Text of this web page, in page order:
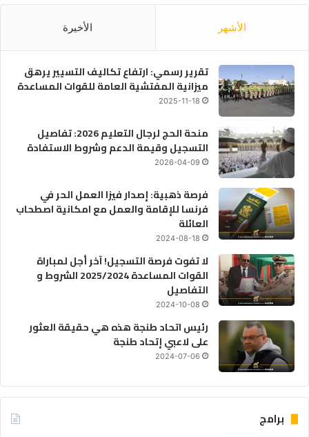
الأشهر الأخيرة
تقرير رسمي: ارتفاع تكاليف التسيير يرهق
ميزانية المفتشية العامة للقوات المساعدة
2025-11-18
منحة الحج لرجال التعليم 2026: تفاصيل
التسجيل وقيمة الدعم وشروط الاستفادة
2026-04-09
فرصة ذهبية: إصدار فيزا العمل الحر في
فرنسا للإقامة والعمل مع امكانية اصطحاب
العائلة
2024-08-18
لا تفوت فرصة التسجيل! آخر أجل لمباراة
القوات المساعدة 2025/2024 الشروط و
التفاصيل
2024-10-08
رئيس اتحاد طنجة هذه هي حقيقة العثور
على لاعبي إتحاد طنجة
2024-07-06
برامج